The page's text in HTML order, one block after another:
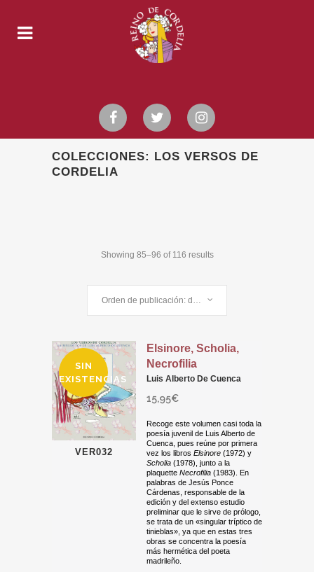
COLECCIONES: LOS VERSOS DE
CORDELIA
Showing 85–96 of 116 results
Orden de publicación: desc
VER032
SIN
EXISTENCIAS
Elsinore, Scholia,
Necrofilia
Luis Alberto De Cuenca
15,95€
Recoge este volumen casi toda la
poesía juvenil de Luis Alberto de
Cuenca, pues reúne por primera
vez los libros Elsinore (1972) y
Scholia (1978), junto a la
plaquette Necrofilia (1983). En
palabras de Jesús Ponce
Cárdenas, responsable de la
edición y del extenso estudio
preliminar que le sirve de prólogo,
se trata de un «singular tríptico de
tinieblas», ya que en estas tres
obras se concentra la poesía
más hermética del poeta
madrileño.